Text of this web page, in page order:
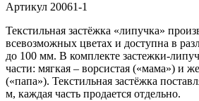
Артикул 20061-1
Текстильная застёжка «липучка»
всевозможных цветах и доступна в
до 100 мм. В комплекте застежки-
части: мягкая – ворсистая («мама») и
(«папа»). Текстильная застёжка
м, каждая часть продается отдельно.